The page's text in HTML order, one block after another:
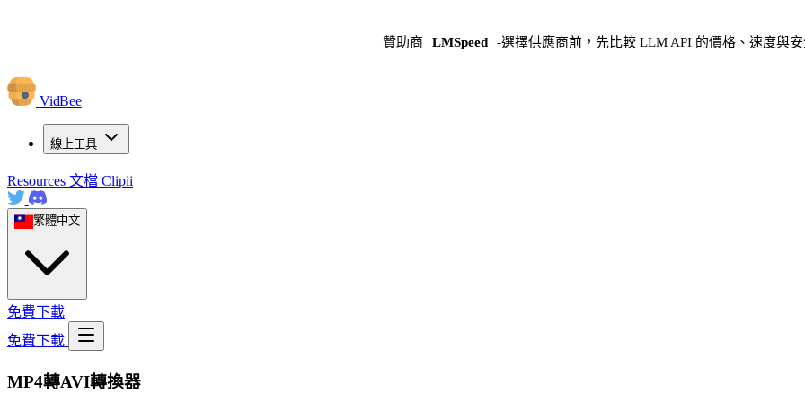
贊助商 LMSpeed -選擇供應商前，先比較 LLM API 的價格、速度與
VidBee
線上工具
Resources 文檔 Clipii
繁體中文
免費下載
免費下載
MP4轉AVI轉換器